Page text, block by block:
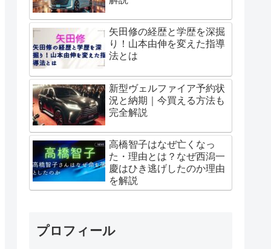
矢田修の経歴と学歴を深掘
り！山本由伸を変えた指導
法とは
新型ヴェルファイア予約状
況と納期｜今買える方法も
完全解説
高橋智子はなぜ亡くなっ
た・理由とは？なぜ西潟一
慶はひき逃げしたのか理由
を解説
プロフィール